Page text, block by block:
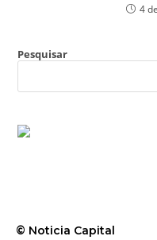
4
Pesquisar
© Noticia Capital